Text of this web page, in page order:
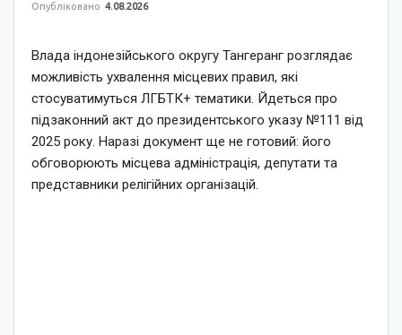
Опубліковано 4.08.2026
Влада індонезійського округу Тангеранг розглядає
можливість ухвалення місцевих правил, які
стосуватимуться ЛГБТК+ тематики. Йдеться про
підзаконний акт до президентського указу №111 від
2025 року. Наразі документ ще не готовий: його
обговорюють місцева адміністрація, депутати та
представники релігійних організацій.